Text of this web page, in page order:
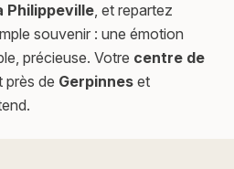
Philippeville, et repartez
souvenir : une émotion
précieuse. Votre centre de
près de Gerpinneset